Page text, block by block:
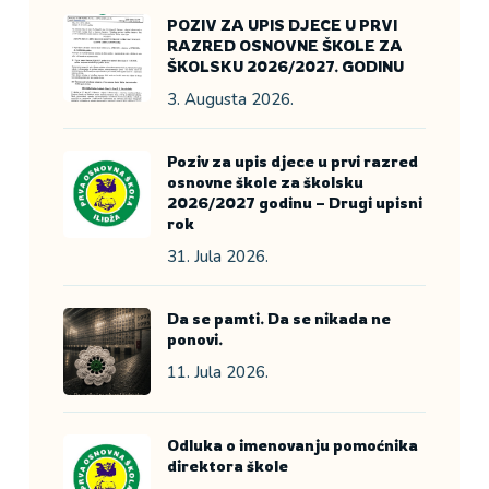
POZIV ZA UPIS DJECE U PRVI
RAZRED OSNOVNE ŠKOLE ZA
ŠKOLSKU 2026/2027. GODINU
3. Augusta 2026.
Poziv za upis djece u prvi razred
osnovne škole za školsku
2026/2027 godinu – Drugi upisni
rok
31. Jula 2026.
Da se pamti. Da se nikada ne
ponovi.
11. Jula 2026.
Odluka o imenovanju pomoćnika
direktora škole